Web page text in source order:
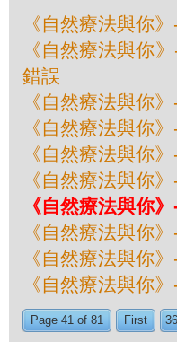
《自然療法與你
《自然療法與你
錯誤
《自然療法與你
《自然療法與你
《自然療法與你
《自然療法與你
《自然療法與你
《自然療法與你
《自然療法與你
《自然療法與你
Page 41 of 81 First 36